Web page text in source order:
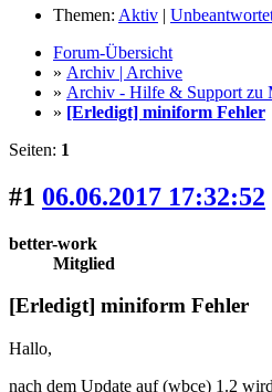
Themen: Aktiv |
Forum-Übersicht
» Archiv | Archive
» Archiv - Hilfe & Support zu
» [Erledigt] miniform Fehler
Seiten: 1
#1 06.06.2017 17:32:52
better-work
Mitglied
[Erledigt] miniform Fehler
Hallo,
nach dem Update auf (wbce) 1.2